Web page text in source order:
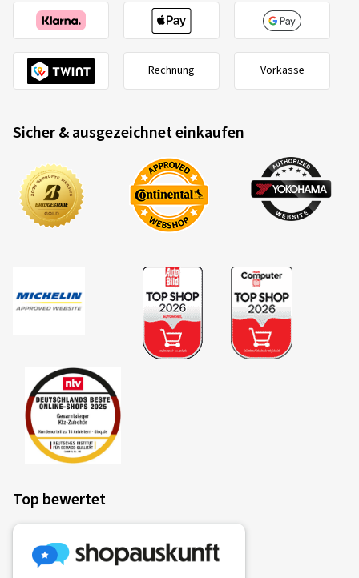
Rechnung Vorkasse
Sicher & ausgezeichnet einkaufen
Top bewertet